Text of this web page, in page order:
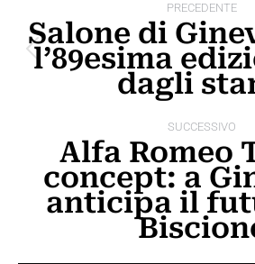
tra
PRECEDENTE
Post
Salone di
l’89esima
dagli
SUCCESSIVO
post:
Alfa Romeo
concept: a
anticipa il